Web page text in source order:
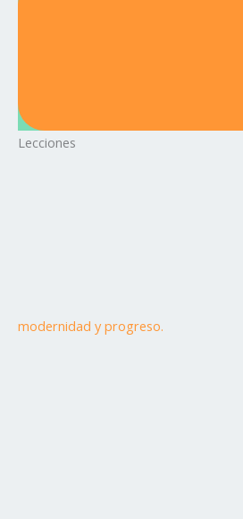
Lecciones
modernidad y progreso.